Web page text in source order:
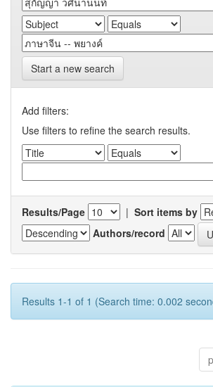
Start a new search
Add filters:
Use filters to refine the search results.
Results/Page | Sort items by
Authors/record
Results 1-1 of 1 (Search time: 0.002